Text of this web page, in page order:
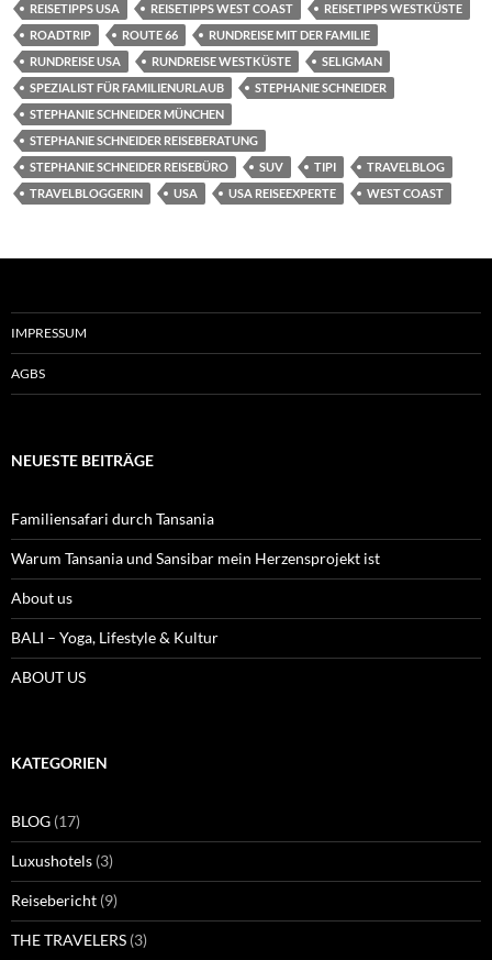
REISETIPPS USA
REISETIPPS WEST COAST
REISETIPPS WESTKÜSTE
ROADTRIP
ROUTE 66
RUNDREISE MIT DER FAMILIE
RUNDREISE USA
RUNDREISE WESTKÜSTE
SELIGMAN
SPEZIALIST FÜR FAMILIENURLAUB
STEPHANIE SCHNEIDER
STEPHANIE SCHNEIDER MÜNCHEN
STEPHANIE SCHNEIDER REISEBERATUNG
STEPHANIE SCHNEIDER REISEBÜRO
SUV TIPI
TRAVELBLOG
TRAVELBLOGGERIN
USA USA REISEEXPERTE WEST COAST
IMPRESSUM
AGBS
NEUESTE BEITRÄGE
Familiensafari durch Tansania
Warum Tansania und Sansibar mein Herzensprojekt ist
About us
BALI – Yoga, Lifestyle & Kultur
ABOUT US
KATEGORIEN
BLOG (17)
Luxushotels (3)
Reisebericht (9)
THE TRAVELERS (3)